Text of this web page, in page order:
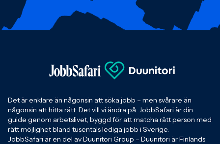
Det är enklare än någonsin att söka jobb – men svårare än
någonsin att hitta rätt. Det vill vi ändra på. JobbSafari är din
guide genom arbetslivet, byggd för att matcha rätt person med
rätt möjlighet bland tusentals lediga jobb i Sverige.
JobbSafari är en del av Duunitori Group – Duunitori är Finlands